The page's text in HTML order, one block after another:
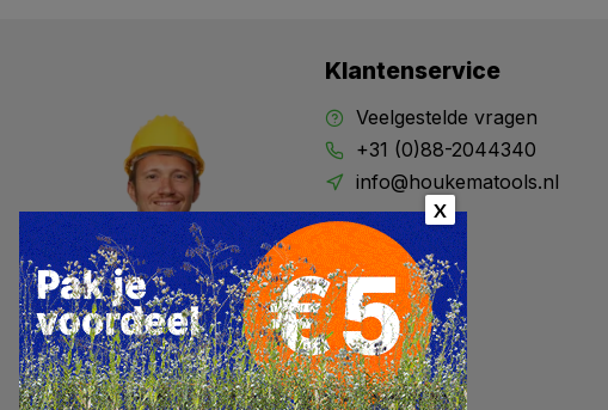
Klantenservice
Veelgestelde vragen
+31 (0)88-2044340
info@houkematools.nl
X